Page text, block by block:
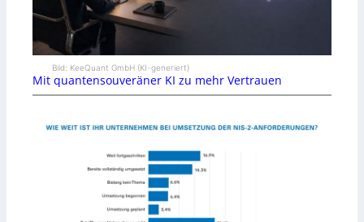
Bild: KeeQuant GmbH (KI-generiert)
Mit quantensouveräner KI zu mehr Vertrauen